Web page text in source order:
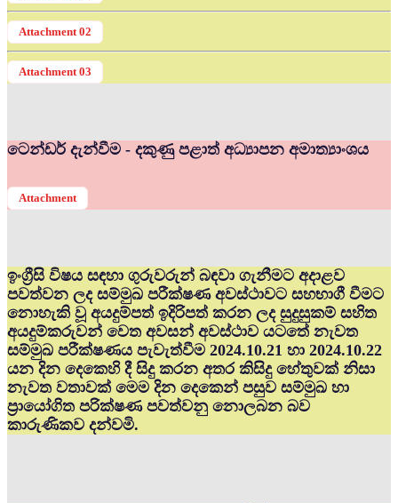
Attachment 02
Attachment 03
ටෙන්ඩර් දැන්වීම - දකුණු පළාත් අධ්‍යාපන අමාත්‍යාංශය
Attachment
ඉංග්‍රීසි විෂය සඳහා ගුරුවරුන් බඳවා ගැනීමට අදාළව
පවත්වන ලද සම්මුඛ පරීක්ෂණ අවස්ථාවට සහභාගී වීමට
නොහැකි වූ අයදුම්පත් ඉදිරිපත් කරන ලද සුදුසුකම් සහිත
අයදුම්කරුවන් වෙත අවසන් අවස්ථාව යටතේ නැවත
සම්මුඛ පරීක්ෂණය පැවැත්වීම 2024.10.21 හා 2024.10.22
යන දින දෙකෙහි දී සිදු කරන අතර කිසිදු හේතුවක් නිසා
නැවත වතාවක් මෙම දින දෙකෙන් පසුව සම්මුඛ හා
ප්‍රායෝගිත පරික්ෂණ පවත්වනු නොලබන බව
කාරුණිකව දන්වමි.